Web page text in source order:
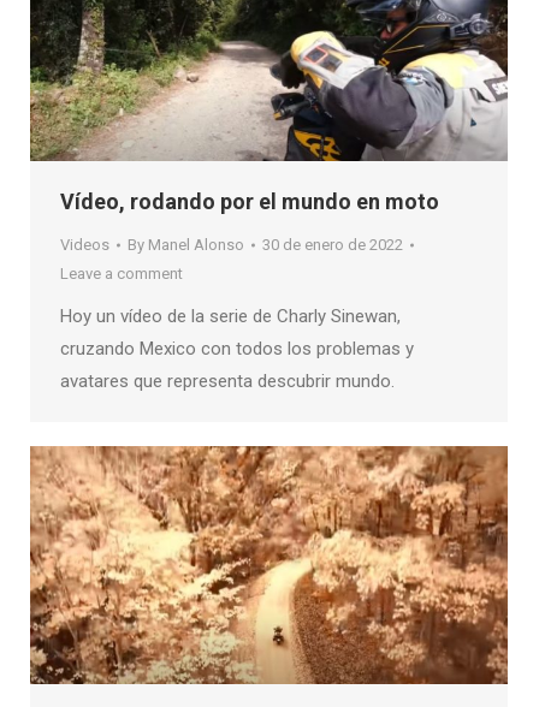
Vídeo, rodando por el mundo en moto
Videos By Manel Alonso
30 de enero de 2022
Leave a comment
Hoy un vídeo de la serie de Charly Sinewan,
cruzando Mexico con todos los problemas y
avatares que representa descubrir mundo.